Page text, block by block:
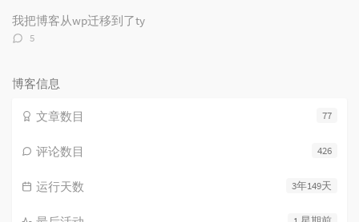
数：
我把博客从wp迁移到了ty
评
5
博客信息
77
文章数目
426
评论数目
3年149天
运行天数